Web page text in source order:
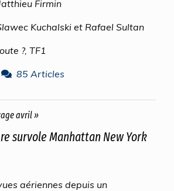
Firmin
Kuchalski et Rafael Sultan
?, TF1
85 Articles
avril »
survole Manhattan New York
aériennes depuis un